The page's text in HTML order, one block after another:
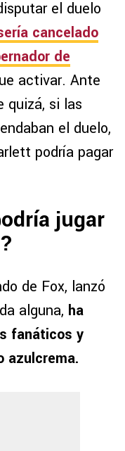
el duelo
cancelado
de
activar. Ante
quizá, si las
el duelo,
podría pagar
jugar
de Fox, lanzó
alguna, ha
fanáticos y
azulcrema.